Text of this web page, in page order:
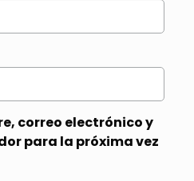
correo electrónico y
para la próxima vez